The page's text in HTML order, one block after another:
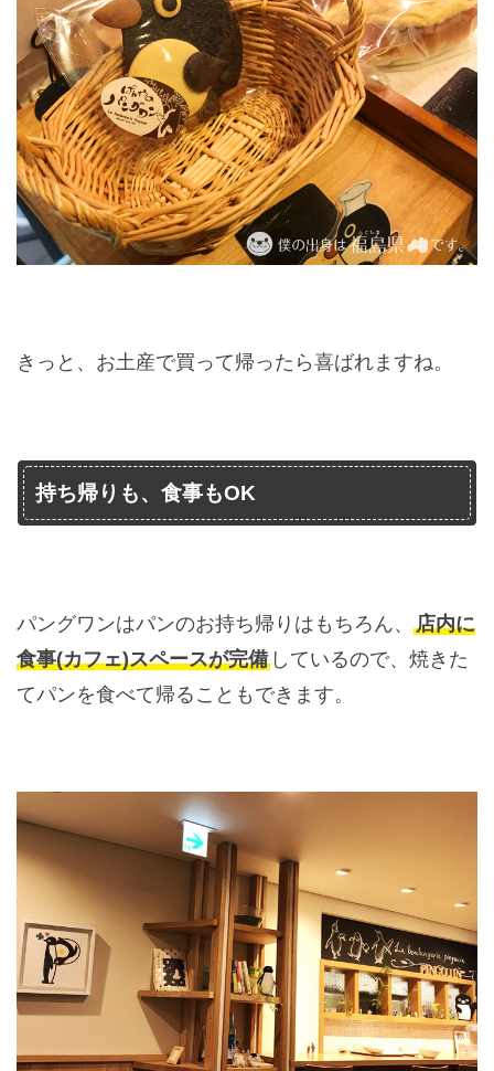
きっと、お土産で買って帰ったら喜ばれますね。
持ち帰りも、食事もOK
パングワンはパンのお持ち帰りはもちろん、 店内に
食事(カフェ)スペースが完備 しているので、焼きた
てパンを食べて帰ることもできます。